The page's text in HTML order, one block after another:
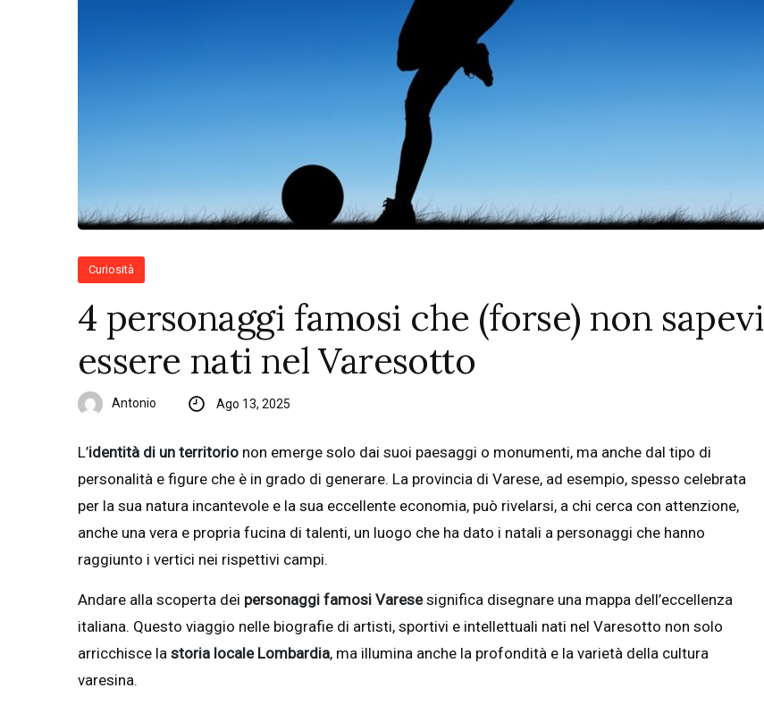
Curiosità
4 personaggi famosi che (forse) non sapevi
essere nati nel Varesotto
Antonio Ago 13, 2025
L’identità di un territorio non emerge solo dai suoi paesaggi o monumenti, ma anche dal tipo di
personalità e figure che è in grado di generare. La provincia di Varese, ad esempio, spesso celebrata
per la sua natura incantevole e la sua eccellente economia, può rivelarsi, a chi cerca con attenzione,
anche una vera e propria fucina di talenti, un luogo che ha dato i natali a personaggi che hanno
raggiunto i vertici nei rispettivi campi.
Andare alla scoperta dei personaggi famosi Varesesignifica disegnare una mappa dell’eccellenza
italiana. Questo viaggio nelle biografie di artisti, sportivi e intellettuali nati nel Varesotto non solo
arricchisce la storia locale Lombardia, ma illumina anche la profondità e la varietà della cultura
varesina.